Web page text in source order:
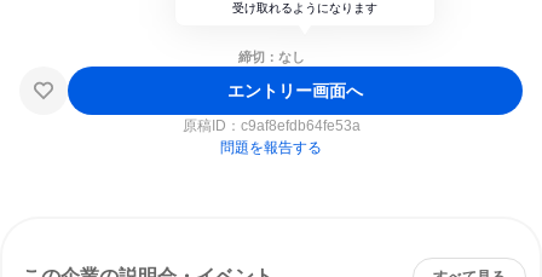
受け取れるようになります
締切：なし
エントリー画面へ
原稿ID： c9af8efdb64fe53a
問題を報告する